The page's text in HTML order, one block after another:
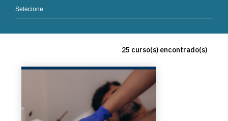
25 curso(s) encontrado(s)